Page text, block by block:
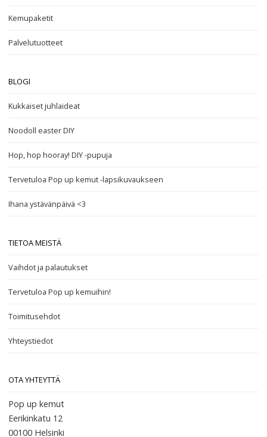
Kemupaketit
Palvelutuotteet
BLOGI
Kukkaiset juhlaideat
Noodoll easter DIY
Hop, hop hooray! DIY -pupuja
Tervetuloa Pop up kemut -lapsikuvaukseen
Ihana ystävänpäivä <3
TIETOA MEISTÄ
Vaihdot ja palautukset
Tervetuloa Pop up kemuihin!
Toimitusehdot
Yhteystiedot
OTA YHTEYTTÄ
Pop up kemut
Eerikinkatu 12
00100 Helsinki